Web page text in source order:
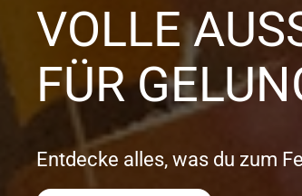
VOLLE
FÜR
Entdecke alles, was du zum